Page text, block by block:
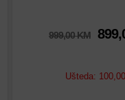
999,00KM
Ušteda: